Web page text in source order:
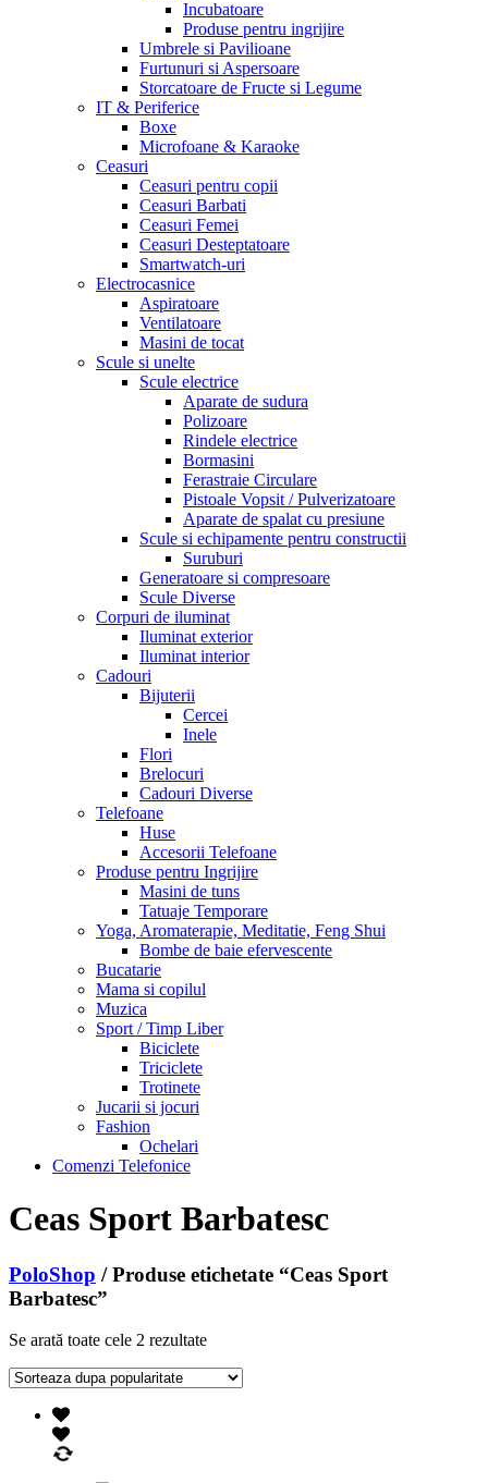
Incubatoare
Produse pentru ingrijire
Umbrele si Pavilioane
Furtunuri si Aspersoare
Storcatoare de Fructe si Legume
IT & Periferice
Boxe
Microfoane & Karaoke
Ceasuri
Ceasuri pentru copii
Ceasuri Barbati
Ceasuri Femei
Ceasuri Desteptatoare
Smartwatch-uri
Electrocasnice
Aspiratoare
Ventilatoare
Masini de tocat
Scule si unelte
Scule electrice
Aparate de sudura
Polizoare
Rindele electrice
Bormasini
Ferastraie Circulare
Pistoale Vopsit / Pulverizatoare
Aparate de spalat cu presiune
Scule si echipamente pentru constructii
Suruburi
Generatoare si compresoare
Scule Diverse
Corpuri de iluminat
Iluminat exterior
Iluminat interior
Cadouri
Bijuterii
Cercei
Inele
Flori
Brelocuri
Cadouri Diverse
Telefoane
Huse
Accesorii Telefoane
Produse pentru Ingrijire
Masini de tuns
Tatuaje Temporare
Yoga, Aromaterapie, Meditatie, Feng Shui
Bombe de baie efervescente
Bucatarie
Mama si copilul
Muzica
Sport / Timp Liber
Biciclete
Triciclete
Trotinete
Jucarii si jocuri
Fashion
Ochelari
Comenzi Telefonice
Ceas Sport Barbatesc
PoloShop / Produse etichetate “Ceas Sport
Barbatesc”
Se arată toate cele 2 rezultate